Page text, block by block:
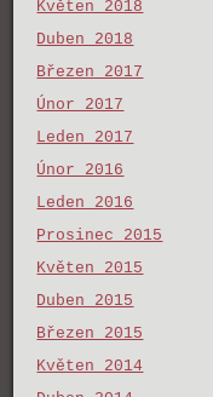
Květen 2018
Duben 2018
Březen 2017
Únor 2017
Leden 2017
Únor 2016
Leden 2016
Prosinec 2015
Květen 2015
Duben 2015
Březen 2015
Květen 2014